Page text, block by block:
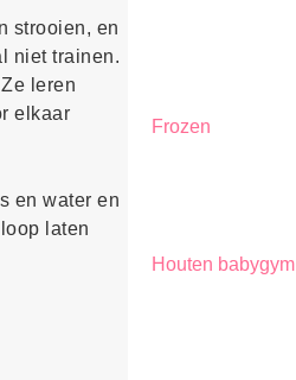
strooien, en
niet trainen.
leren
elkaar
en water en
laten
Frozen
Houten babygym